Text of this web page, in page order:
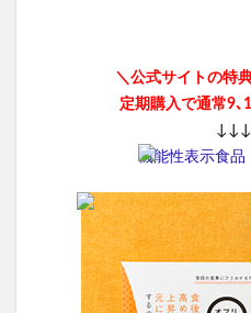
＼公式サイトの特
定期購入で通常9､
機能性表示食品